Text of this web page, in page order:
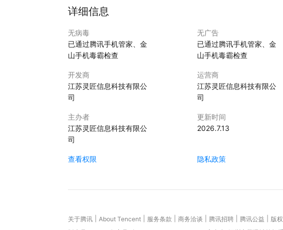
有行业。就像一个中标管家，让企业多多中标
可以获悉中标单位名称、中标时间、今日中标、注册号、部分项
或者关键字精确、模糊查询，及时获得中标企业信息，更早达成合作
【企业查询】
1亿企业数据，优先推送最新中标企业信息，有天眼查、企查查、
资质、企业业绩查询。功能如下：查询企业的工商信息、建造师
众号、融资历史等经营信息；商标信息、网站备案、作品著作权
法律诉讼、法院公告、行政处罚等经营风险、经营异常信息；对
情况，中标业绩、专职人员、职称、异地评审信息、人员名单，
力、热力、燃气及水生产和供应业、建筑业、批发和零售业、交
业、制造业、租赁和商务服务业、科学研究和技术服务业、水利
服务业、住宿和餐饮业、信息传输、软件和信息技术服务业、金融
【建造师库】
程、房屋建筑工程、装饰装修工程、公路工程、铁路工程、民航
详细信息
无病毒
已通过腾讯手机管家、金
山手机毒霸检查
无广告
已通过腾讯手机管家、金
山手机毒霸检查
开发商
江苏灵匠信息科技有限公
司
运营商
江苏灵匠信息科技有限公
司
主办者
江苏灵匠信息科技有限公
司
更新时间
2026.7.13
查看权限 隐私政策
关于腾讯 About Tencent 服务条款 商务洽谈 腾讯招聘 腾讯公益 版